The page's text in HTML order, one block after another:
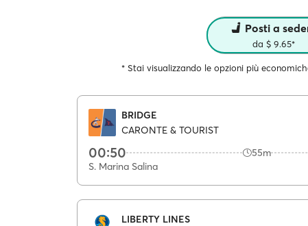
Posti a
da $ 9.65*
* Stai visualizzando le opzioni più
BRIDGE
CARONTE & TOURIST
00:50 55m
S. Marina Salina
LIBERTY LINES